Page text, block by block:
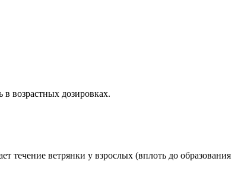
возрастных дозировках.
течение ветрянки у взрослых (вплоть до образования